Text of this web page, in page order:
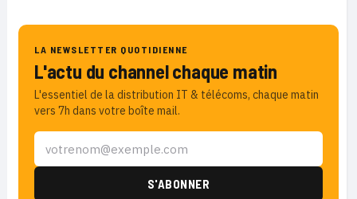
LA NEWSLETTER QUOTIDIENNE
L'actu du channel chaque matin
L'essentiel de la distribution IT & télécoms, chaque matin
vers 7h dans votre boîte mail.